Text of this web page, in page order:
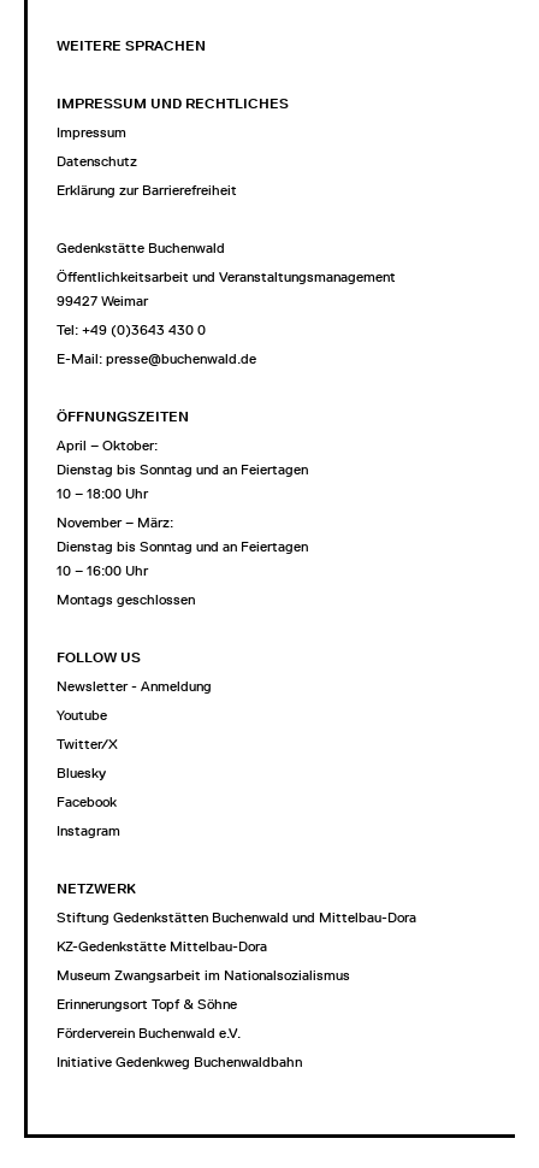
WEITERE SPRACHEN
IMPRESSUM UND RECHTLICHES
Impressum
Datenschutz
Erklärung zur Barrierefreiheit
Gedenkstätte Buchenwald
Öffentlichkeitsarbeit und Veranstaltungsmanagement
99427 Weimar
Tel: +49 (0)3643 430 0
E-Mail: presse@buchenwald.de
ÖFFNUNGSZEITEN
April – Oktober:
Dienstag bis Sonntag und an Feiertagen
10 – 18:00 Uhr
November – März:
Dienstag bis Sonntag und an Feiertagen
10 – 16:00 Uhr
Montags geschlossen
FOLLOW US
Newsletter - Anmeldung
Youtube
Twitter/X
Bluesky
Facebook
Instagram
NETZWERK
Stiftung Gedenkstätten Buchenwald und Mittelbau-Dora
KZ-Gedenkstätte Mittelbau-Dora
Museum Zwangsarbeit im Nationalsozialismus
Erinnerungsort Topf & Söhne
Förderverein Buchenwald e.V.
Initiative Gedenkweg Buchenwaldbahn